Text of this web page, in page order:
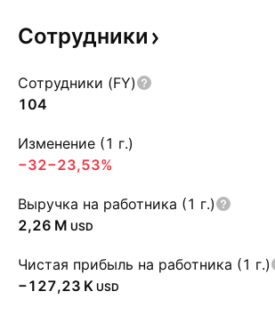
Сотрудники
Сотрудники (FY)
104
Изменение (1 г.)
−32−23,53%
Выручка на работника (1 г.)
‪2,26 M‬ USD
Чистая прибыль на работника (1 г.)
‪−127,23 K‬ USD